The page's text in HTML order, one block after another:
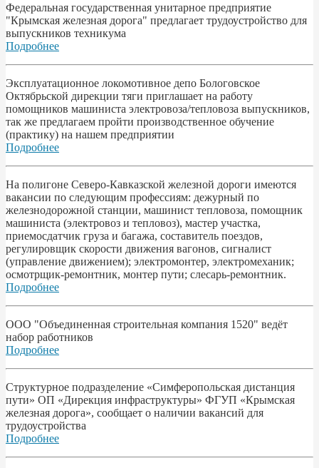
Федеральная государственная унитарное предприятие
"Крымская железная дорога" предлагает трудоустройство для
выпускников техникума
Подробнее
Эксплуатационное локомотивное депо Бологовское
Октябрьской дирекции тяги приглашает на работу
помощников машиниста электровоза/тепловоза выпускников,
так же предлагаем пройти производственное обучение
(практику) на нашем предприятии
Подробнее
На полигоне Северо-Кавказской железной дороги имеются
вакансии по следующим профессиям: дежурный по
железнодорожной станции, машинист тепловоза, помощник
машиниста (электровоз и тепловоз), мастер участка,
приемосдатчик груза и багажа, составитель поездов,
регулировщик скорости движения вагонов, сигналист
(управление движением); электромонтер, электромеханик;
осмотрщик-ремонтник, монтер пути; слесарь-ремонтник.
Подробнее
ООО "Объединенная строительная компания 1520" ведёт
набор работников
Подробнее
Структурное подразделение «Симферопольская дистанция
пути» ОП «Дирекция инфраструктуры» ФГУП «Крымская
железная дорога», сообщает о наличии вакансий для
трудоустройства
Подробнее